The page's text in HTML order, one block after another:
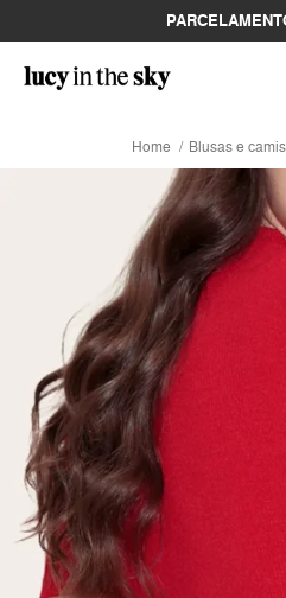
Home Blusas e